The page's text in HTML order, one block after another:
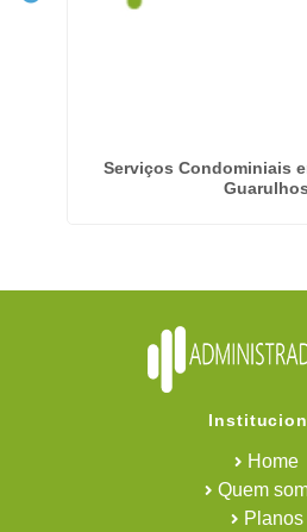
Serviços Condominiais
Guarulhos
Home
Quem
Planos